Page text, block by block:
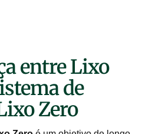
entre Lixo
de
Zero